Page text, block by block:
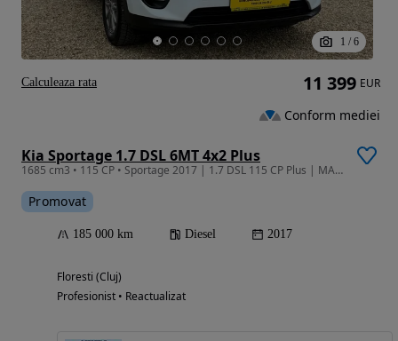
1 / 6
Kia Sportage 1.7 DSL 6MT 4x2 Plus
1685 cm3 • 115 CP • Sportage 2017 | 1.7 DSL 115 CP Plus | MANUALĂ| Garantie/Rate
Promovat
185 000 km Diesel 2017
Floresti (Cluj)
Profesionist • Reactualizat
11 399 EUR
Conform mediei
Calculeaza rata